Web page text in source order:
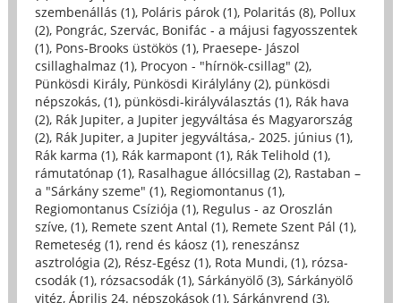
szembenállás (1), Poláris párok (1), Polaritás (8), Pollux
(2), Pongrác, Szervác, Bonifác - a májusi fagyosszentek
(1), Pons-Brooks üstökös (1), Praesepe- Jászol
csillaghalmaz (1), Procyon - "hírnök-csillag" (2),
Pünkösdi Király, Pünkösdi Királylány (2), pünkösdi
népszokás, (1), pünkösdi-királyválasztás (1), Rák hava
(2), Rák Jupiter, a Jupiter jegyváltása és Magyarország
(2), Rák Jupiter, a Jupiter jegyváltása,- 2025. június (1),
Rák karma (1), Rák karmapont (1), Rák Telihold (1),
rámutatónap (1), Rasalhague állócsillag (2), Rastaban –
a "Sárkány szeme" (1), Regiomontanus (1),
Regiomontanus Csíziója (1), Regulus - az Oroszlán
szíve, (1), Remete szent Antal (1), Remete Szent Pál (1),
Remeteség (1), rend és káosz (1), reneszánsz
asztrológia (2), Rész-Egész (1), Rota Mundi, (1), rózsa-
csodák (1), rózsacsodák (1), Sárkányölő (3), Sárkányölő
vitéz, Április 24. népszokások (1), Sárkányrend (3),